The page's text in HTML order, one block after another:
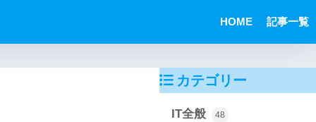
HOME 記事一覧
カテゴリー
IT全般 48